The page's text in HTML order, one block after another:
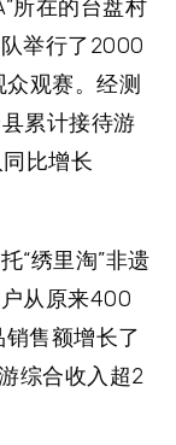
所在的台盘村
举行了2000
观赛。经测
累计接待游
比增长
“绣里淘”非遗
从原来400
售额增长了
综合收入超2